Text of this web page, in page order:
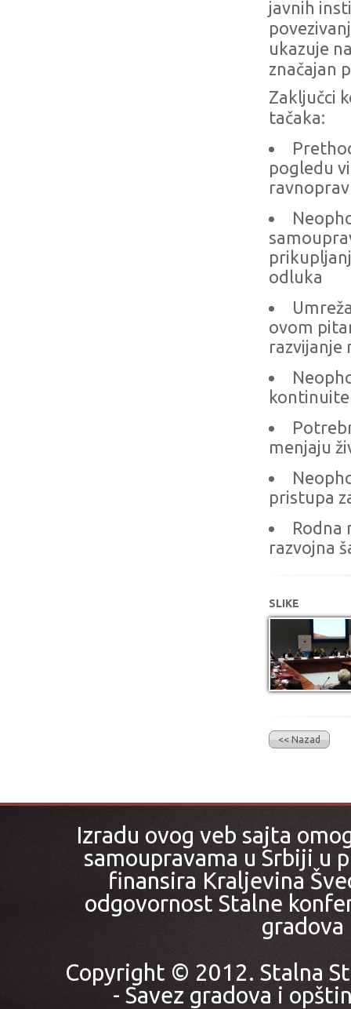
javnih
ukazuje
značajan
Zaključci
tačaka:
pogledu
odluka
ovom
razvijanje
menjaju
pristupa
Rodna
razvojna
SLIKE
<< Nazad
Izradu ovog veb sajta
samoupravama u Srbiji u
finansira Kraljevina
odgovornost Stalne
gradova
Copyright © 2012. Stalna
- Savez gradova i